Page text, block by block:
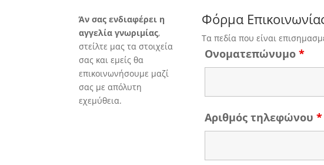
Άν σας ενδιαφέρει η
αγγελία γνωριμίας,
στείλτε μας τα στοιχεία
σας και εμείς θα
επικοινωνήσουμε μαζί
σας με απόλυτη
εχεμύθεια.
Φόρμα
Τα πεδία που είναι
Ονοματεπώνυμο*
Αριθμός τηλεφώνου*